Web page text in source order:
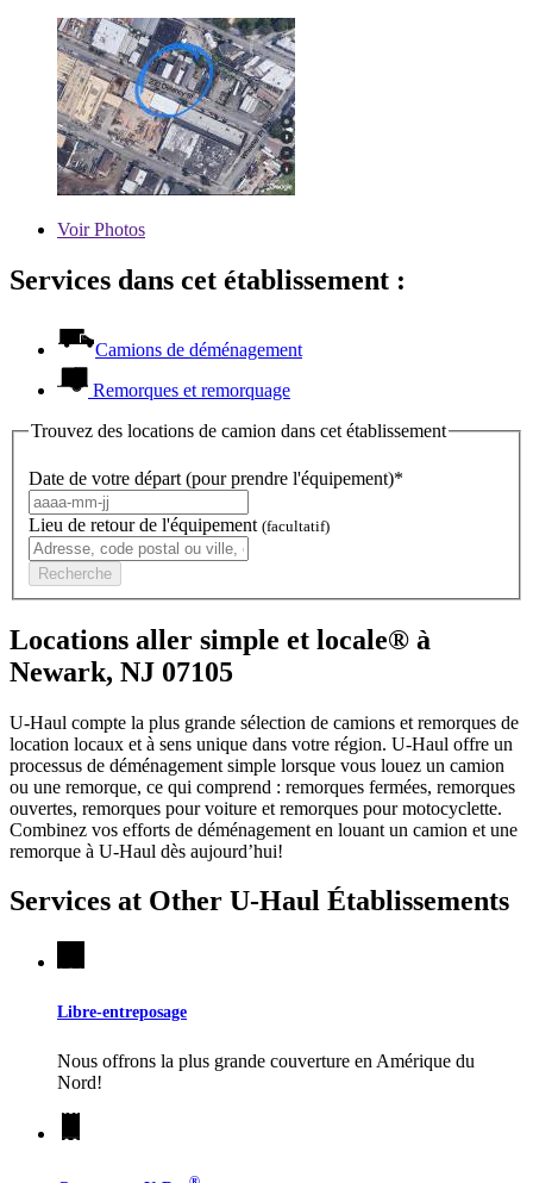
VoirPhotos
Services dans cet établissement :
Camions de déménagement
Remorques et remorquage
Trouvez des locations de camion dans cet établissement
Date de votre départ (pour prendre l'équipement)*
Lieu de retour de l'équipement (facultatif)
Recherche
Locations aller simple et locale® à
Newark, NJ 07105
U-Haul compte la plus grande sélection de camions et remorques de
location locaux et à sens unique dans votre région. U-Haul offre un
processus de déménagement simple lorsque vous louez un camion
ou une remorque, ce qui comprend : remorques fermées, remorques
ouvertes, remorques pour voiture et remorques pour motocyclette.
Combinez vos efforts de déménagement en louant un camion et une
remorque à U-Haul dès aujourd’hui!
Services at Other U-Haul Établissements
Libre-entreposage
Nous offrons la plus grande couverture en Amérique du
Nord!